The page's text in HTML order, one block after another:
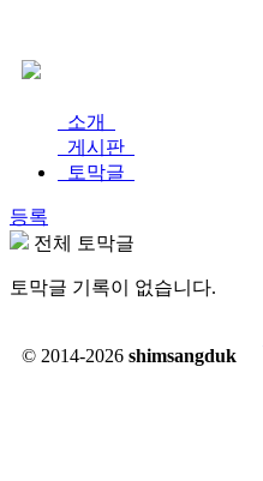
소개
게시판
토막글
등록
전체 토막글
토막글 기록이 없습니다.
© 2014-2026 shimsangduk